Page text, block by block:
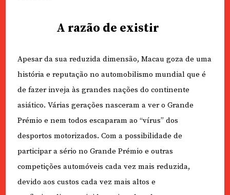
A razão de existir
Apesar da sua reduzida dimensão, Macau goza de uma
história e reputação no automobilismo mundial que é
de fazer inveja às grandes nações do continente
asiático. Várias gerações nasceram a ver o Grande
Prémio e nem todos escaparam ao “vírus” dos
desportos motorizados. Com a possibilidade de
participar a sério no Grande Prémio e outras
competições automóveis cada vez mais reduzida,
devido aos custos cada vez mais altos e